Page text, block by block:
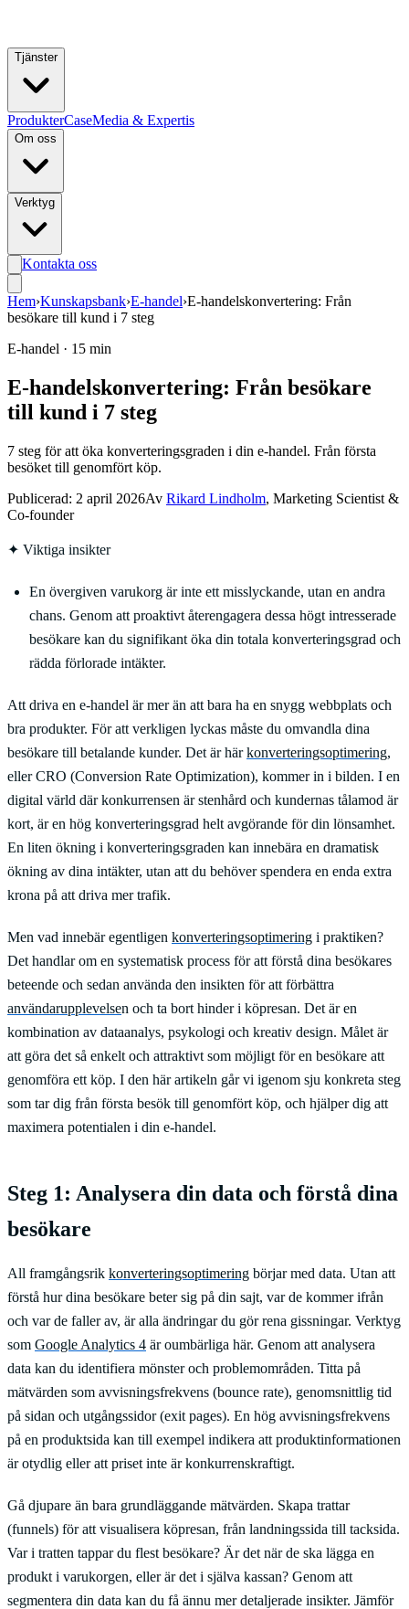
Tjänster
ProdukterCaseMedia & Expertis
Om oss
Verktyg
Kontakta oss
Hem›Kunskapsbank›E-handel›E-handelskonvertering: Från
besökare till kund i 7 steg
E-handel · 15 min
E-handelskonvertering: Från besökare
till kund i 7 steg
7 steg för att öka konverteringsgraden i din e-handel. Från första
besöket till genomfört köp.
Publicerad: 2 april 2026Av Rikard Lindholm, Marketing Scientist &
Co-founder
✦ Viktiga insikter
En övergiven varukorg är inte ett misslyckande, utan en andra
chans. Genom att proaktivt återengagera dessa högt intresserade
besökare kan du signifikant öka din totala konverteringsgrad och
rädda förlorade intäkter.
Att driva en e-handel är mer än att bara ha en snygg webbplats och
bra produkter. För att verkligen lyckas måste du omvandla dina
besökare till betalande kunder. Det är härkonverteringsoptimering,
eller CRO (Conversion Rate Optimization), kommer in i bilden. I en
digital värld där konkurrensen är stenhård och kundernas tålamod är
kort, är en hög konverteringsgrad helt avgörande för din lönsamhet.
En liten ökning i konverteringsgraden kan innebära en dramatisk
ökning av dina intäkter, utan att du behöver spendera en enda extra
krona på att driva mer trafik.
Men vad innebär egentligen konverteringsoptimering i praktiken?
Det handlar om en systematisk process för att förstå dina besökares
beteende och sedan använda den insikten för att förbättra
användarupplevelsen och ta bort hinder i köpresan. Det är en
kombination av dataanalys, psykologi och kreativ design. Målet är
att göra det så enkelt och attraktivt som möjligt för en besökare att
genomföra ett köp. I den här artikeln går vi igenom sju konkreta steg
som tar dig från första besök till genomfört köp, och hjälper dig att
maximera potentialen i din e-handel.
Steg 1: Analysera din data och förstå dina
besökare
All framgångsrik konverteringsoptimering börjar med data. Utan att
förstå hur dina besökare beter sig på din sajt, var de kommer ifrån
och var de faller av, är alla ändringar du gör rena gissningar. Verktyg
som Google Analytics 4 är oumbärliga här. Genom att analysera
data kan du identifiera mönster och problemområden. Titta på
mätvärden som avvisningsfrekvens (bounce rate), genomsnittlig tid
på sidan och utgångssidor (exit pages). En hög avvisningsfrekvens
på en produktsida kan till exempel indikera att produktinformationen
är otydlig eller att priset inte är konkurrenskraftigt.
Gå djupare än bara grundläggande mätvärden. Skapa trattar
(funnels) för att visualisera köpresan, från landningssida till tacksida.
Var i tratten tappar du flest besökare? Är det när de ska lägga en
produkt i varukorgen, eller är det i själva kassan? Genom att
segmentera din data kan du få ännu mer detaljerade insikter. Jämför